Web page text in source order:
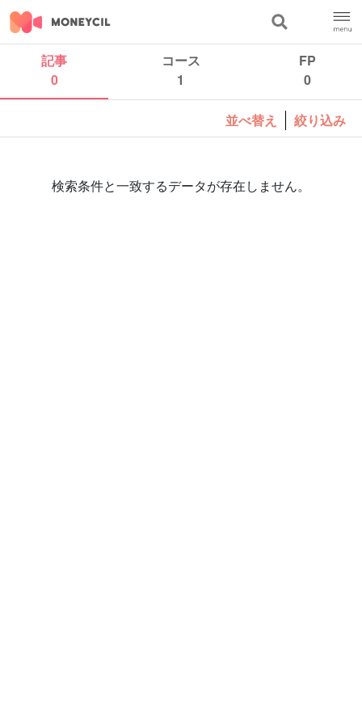
記事
0
コース
1
FP
0
並べ替え 絞り込み
検索条件と一致するデータが存在しません。